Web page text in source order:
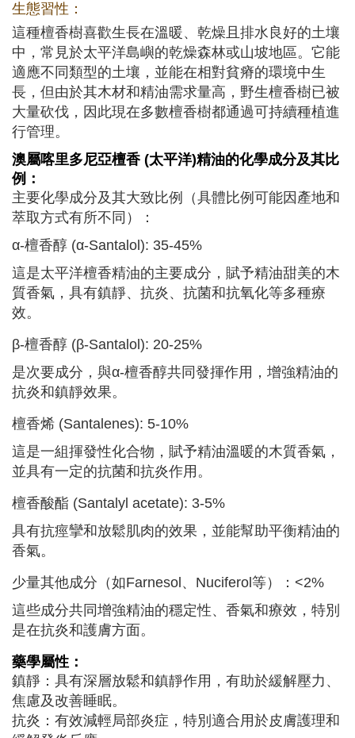
生態習性：
這種檀香樹喜歡生長在溫暖、乾燥且排水良好的土壤
中，常見於太平洋島嶼的乾燥森林或山坡地區。它能
適應不同類型的土壤，並能在相對貧瘠的環境中生
長，但由於其木材和精油需求量高，野生檀香樹已被
大量砍伐，因此現在多數檀香樹都通過可持續種植進
行管理。
澳屬喀里多尼亞檀香 (太平洋)精油的化學成分及其比
例：
主要化學成分及其大致比例（具體比例可能因產地和
萃取方式有所不同）：
α-檀香醇 (α-Santalol): 35-45%
這是太平洋檀香精油的主要成分，賦予精油甜美的木
質香氣，具有鎮靜、抗炎、抗菌和抗氧化等多種療
效。
β-檀香醇 (β-Santalol): 20-25%
是次要成分，與α-檀香醇共同發揮作用，增強精油的
抗炎和鎮靜效果。
檀香烯 (Santalenes): 5-10%
這是一組揮發性化合物，賦予精油溫暖的木質香氣，
並具有一定的抗菌和抗炎作用。
檀香酸酯 (Santalyl acetate): 3-5%
具有抗痙攣和放鬆肌肉的效果，並能幫助平衡精油的
香氣。
少量其他成分（如Farnesol、Nuciferol等）：<2%
這些成分共同增強精油的穩定性、香氣和療效，特別
是在抗炎和護膚方面。
藥學屬性：
鎮靜：具有深層放鬆和鎮靜作用，有助於緩解壓力、
焦慮及改善睡眠。
抗炎：有效減輕局部炎症，特別適合用於皮膚護理和